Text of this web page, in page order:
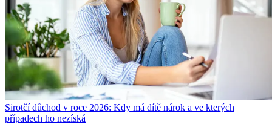
Sirotčí důchod v roce 2026: Kdy má dítě nárok a ve kterých
případech ho nezíská